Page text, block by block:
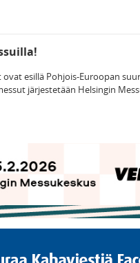
esillä Pohjois-Euroopan
järjestetään Helsingin